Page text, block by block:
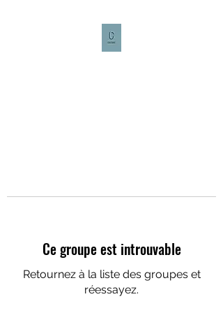
Ce groupe est introuvable
Retournez à la liste des groupes et
réessayez.